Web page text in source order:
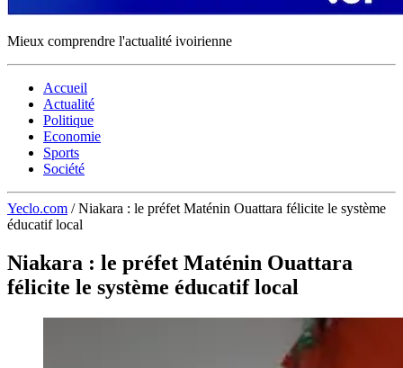
Mieux comprendre l'actualité ivoirienne
Accueil
Actualité
Politique
Economie
Sports
Société
Yeclo.com / Niakara : le préfet Maténin Ouattara félicite le système
éducatif local
Niakara : le préfet Maténin Ouattara
félicite le système éducatif local